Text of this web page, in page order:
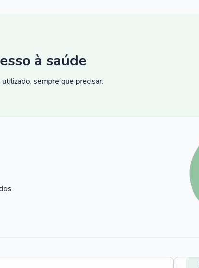
à saúde
sempre que precisar.